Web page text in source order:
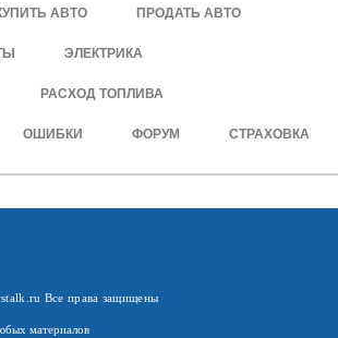
АВТО ПРОДАТЬ АВТО
ЭЛЕКТРИКА
РАСХОД ТОПЛИВА
ОШИБКИ ФОРУМ СТРАХОВКА
Все права защищены
материалов